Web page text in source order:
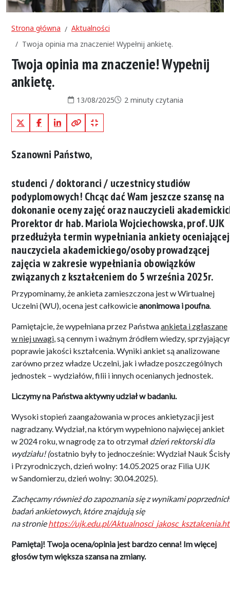
Strona główna
Aktualności
Twoja opinia ma znaczenie! Wypełnij ankietę.
Twoja opinia ma znaczenie! Wypełnij
ankietę.
Data publikacji:
13/08/2025Czas czytania:
2 minuty czytania
X (Twitter)FacebookLinkedInKopiuj pełny link
Kopiuj krótki link
Szanowni Państwo,
studenci / doktoranci / uczestnicy studiów
podyplomowych! Chcąc dać Wam jeszcze szansę na
dokonanie oceny zajęć oraz nauczycieli
Prorektor dr hab. Mariola Wojciechowska, prof. UJK
przedłużyła termin wypełniania ankiety oceniającej
nauczyciela akademickiego/osoby prowadzącej
zajęcia w zakresie wypełniania obowiązków
związanych z kształceniem do 5 września 2025r.
Przypominamy, że ankieta zamieszczona jest w Wirtualnej
Uczelni (WU), ocena jest całkowicieanonimowa i poufna
Pamiętajcie, że wypełniana przez Państwaankieta i zgłaszane
w niej uwagi , są cennym i ważnym źródłem wiedzy,
poprawie jakości kształcenia. Wyniki ankiet są analizowane
zarówno przez władze Uczelni, jak i władze poszczególnych
jednostek – wydziałów, filii i innych ocenianych jednostek.
Liczymy na Państwa aktywny udział w badaniu.
Wysoki stopień zaangażowania w proces ankietyzacji jest
nagradzany. Wydział, na którym wypełniono najwięcej ankiet
w 2024 roku, w nagrodę za to otrzymał dzień rektorski dla
wydziału! (ostatnio były to jednocześnie: Wydział Nauk
i Przyrodniczych, dzień wolny: 14.05.2025 oraz Filia UJK
w Sandomierzu, dzień wolny: 30.04.2025).
Zachęcamy również do zapoznania się z wynikami
badań ankietowych, które znajdują się
na stroniehttps://ujk.edu.pl/
Pamiętaj! Twoja ocena/opinia jest bardzo cenna! Im więcej
głosów tym większa szansa na zmiany.